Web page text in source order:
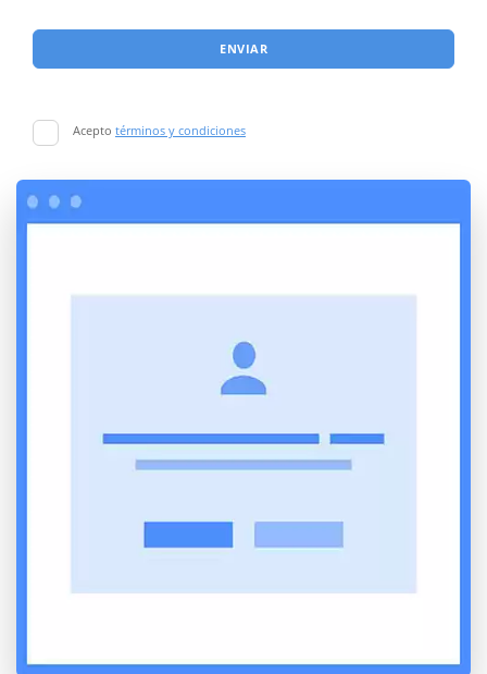
ENVIAR
Acepto términos y condiciones